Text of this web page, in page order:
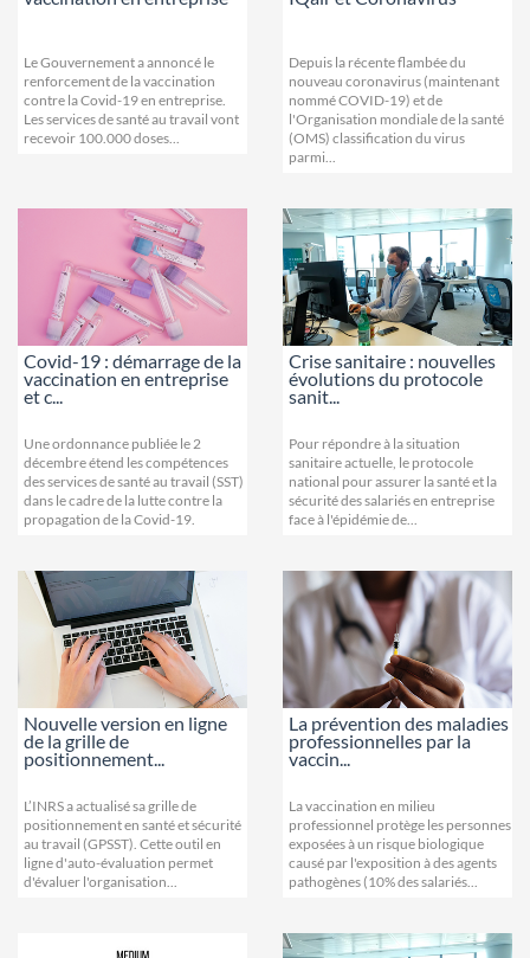
Le Gouvernement a annoncé le
renforcement de la vaccination
contre la Covid-19 en entreprise.
Les services de santé au travail vont
recevoir 100.000 doses...
Depuis la récente flambée du
nouveau coronavirus (maintenant
nommé COVID-19) et de
l'Organisation mondiale de la santé
(OMS) classification du virus
parmi...
Covid-19 : démarrage de la
vaccination en entreprise
et c...
Une ordonnance publiée le 2
décembre étend les compétences
des services de santé au travail (SST)
dans le cadre de la lutte contre la
propagation de la Covid-19.
Crise sanitaire : nouvelles
évolutions du protocole
sanit...
Pour répondre à la situation
sanitaire actuelle, le protocole
national pour assurer la santé et la
sécurité des salariés en entreprise
face à l'épidémie de...
Nouvelle version en ligne
de la grille de
positionnement...
L’INRS a actualisé sa grille de
positionnement en santé et sécurité
au travail (GPSST). Cette outil en
ligne d'auto-évaluation permet
d'évaluer l'organisation...
La prévention des maladies
professionnelles par la
vaccin...
La vaccination en milieu
professionnel protège les personnes
exposées à un risque biologique
causé par l'exposition à des agents
pathogènes (10% des salariés...